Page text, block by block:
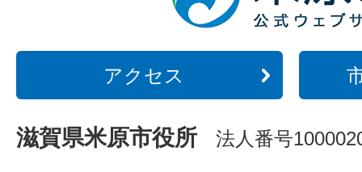
アクセス
滋賀県米原市役所 法人番号